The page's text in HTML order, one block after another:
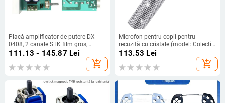
Placă amplificator de putere DX-
0408, 2 canale STK film gros,
50W+50W, alimentare AC dublă
111.13 - 145.87 Lei
add_shopping_cart
Microfon pentru copii pentru
recuzită cu cristale (model: Colecție
de recuzită; marcă: Alte; pe cablu:
Da; direcție: Inimă; SNR ≥70 dB)
113.53 Lei
add_shopping_cart